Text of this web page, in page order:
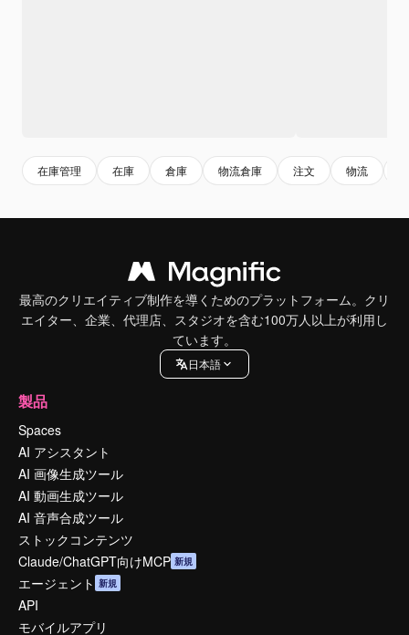
在庫管理 在庫 倉庫 物流倉庫 注文 物流
最高のクリエイティブ制作を導くためのプラットフォーム。クリ
エイター、企業、代理店、スタジオを含む100万人以上が利用し
ています。
日本語
製品
Spaces
AI アシスタント
AI 画像生成ツール
AI 動画生成ツール
AI 音声合成ツール
ストックコンテンツ
Claude/ChatGPT向けMCP 新規
エージェント 新規
API
モバイルアプリ